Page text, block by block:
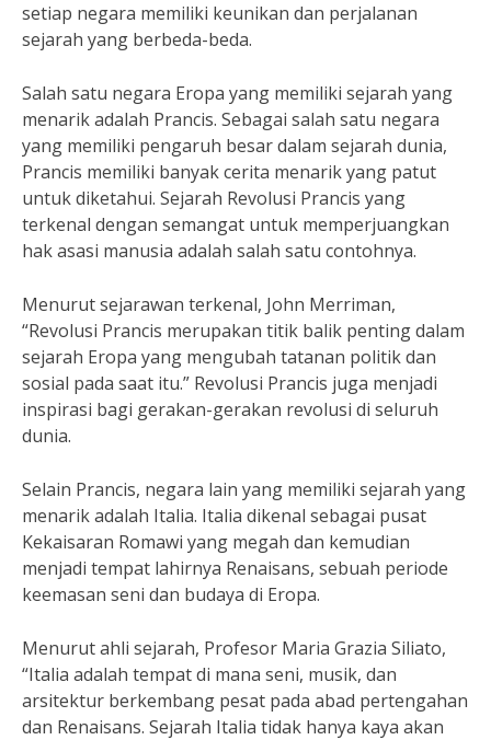
setiap negara memiliki keunikan dan perjalanan
sejarah yang berbeda-beda.
Salah satu negara Eropa yang memiliki sejarah yang
menarik adalah Prancis. Sebagai salah satu negara
yang memiliki pengaruh besar dalam sejarah dunia,
Prancis memiliki banyak cerita menarik yang patut
untuk diketahui. Sejarah Revolusi Prancis yang
terkenal dengan semangat untuk memperjuangkan
hak asasi manusia adalah salah satu contohnya.
Menurut sejarawan terkenal, John Merriman,
“Revolusi Prancis merupakan titik balik penting dalam
sejarah Eropa yang mengubah tatanan politik dan
sosial pada saat itu.” Revolusi Prancis juga menjadi
inspirasi bagi gerakan-gerakan revolusi di seluruh
dunia.
Selain Prancis, negara lain yang memiliki sejarah yang
menarik adalah Italia. Italia dikenal sebagai pusat
Kekaisaran Romawi yang megah dan kemudian
menjadi tempat lahirnya Renaisans, sebuah periode
keemasan seni dan budaya di Eropa.
Menurut ahli sejarah, Profesor Maria Grazia Siliato,
“Italia adalah tempat di mana seni, musik, dan
arsitektur berkembang pesat pada abad pertengahan
dan Renaisans. Sejarah Italia tidak hanya kaya akan